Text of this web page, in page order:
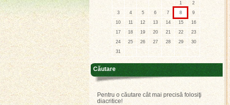
1
2
3
4 5 6 7 8
9
10
11 12 13 14 15
16
17
18 19 20 21 22
23
24
25 26 27 28 29
30
31
Căutare
Pentru o căutare cât mai precisă folosiţi
diacritice!